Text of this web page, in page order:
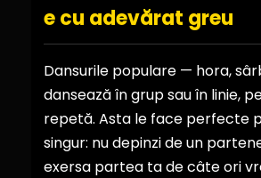
e cu adevărat greu
Dansurile populare — hora,
dansează în grup sau în linie,
repetă. Asta le face perfecte
singur: nu depinzi de un
exersa partea ta de câte ori